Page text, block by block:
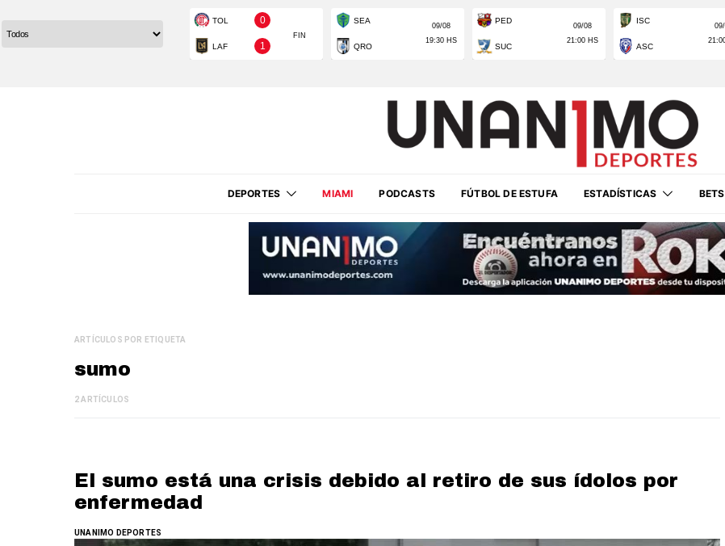
DEPORTES MIAMI PODCASTS FÚTBOL DE ESTUFA ESTADÍSTICAS BETS
ARTÍCULOS POR ETIQUETA
sumo
2 ARTÍCULOS
El sumo está una crisis debido al retiro de sus ídolos por
enfermedad
UNANIMO DEPORTES